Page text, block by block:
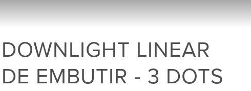
DOWNLIGHT LINEAR
DE EMBUTIR - 3 DOTS